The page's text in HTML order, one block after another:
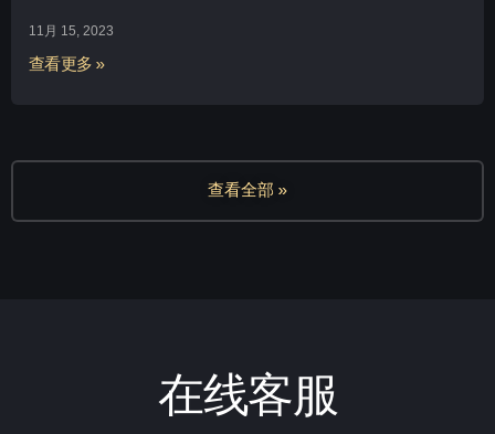
11月 15, 2023
查看更多 »
查看全部 »
在线客服